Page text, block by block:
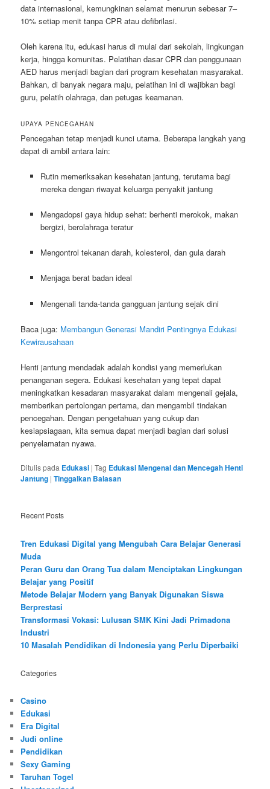
data internasional, kemungkinan selamat menurun sebesar 7–
10% setiap menit tanpa CPR atau defibrilasi.
Oleh karena itu, edukasi harus di mulai dari sekolah, lingkungan
kerja, hingga komunitas. Pelatihan dasar CPR dan penggunaan
AED harus menjadi bagian dari program kesehatan masyarakat.
Bahkan, di banyak negara maju, pelatihan ini di wajibkan bagi
guru, pelatih olahraga, dan petugas keamanan.
UPAYA PENCEGAHAN
Pencegahan tetap menjadi kunci utama. Beberapa langkah yang
dapat di ambil antara lain:
Rutin memeriksakan kesehatan jantung, terutama bagi
mereka dengan riwayat keluarga penyakit jantung
Mengadopsi gaya hidup sehat: berhenti merokok, makan
bergizi, berolahraga teratur
Mengontrol tekanan darah, kolesterol, dan gula darah
Menjaga berat badan ideal
Mengenali tanda-tanda gangguan jantung sejak dini
Baca juga: Membangun Generasi Mandiri Pentingnya Edukasi
Kewirausahaan
Henti jantung mendadak adalah kondisi yang memerlukan
penanganan segera. Edukasi kesehatan yang tepat dapat
meningkatkan kesadaran masyarakat dalam mengenali gejala,
memberikan pertolongan pertama, dan mengambil tindakan
pencegahan. Dengan pengetahuan yang cukup dan
kesiapsiagaan, kita semua dapat menjadi bagian dari solusi
penyelamatan nyawa.
Ditulis pada Edukasi |Tag Edukasi Mengenal dan Mencegah Henti
Jantung |Tinggalkan Balasan
Recent Posts
Tren Edukasi Digital yang Mengubah Cara Belajar Generasi
Muda
Peran Guru dan Orang Tua dalam Menciptakan Lingkungan
Belajar yang Positif
Metode Belajar Modern yang Banyak Digunakan Siswa
Berprestasi
Transformasi Vokasi: Lulusan SMK Kini Jadi Primadona
Industri
10 Masalah Pendidikan di Indonesia yang Perlu Diperbaiki
Categories
Casino
Edukasi
Era Digital
Judi online
Pendidikan
Sexy Gaming
Taruhan Togel